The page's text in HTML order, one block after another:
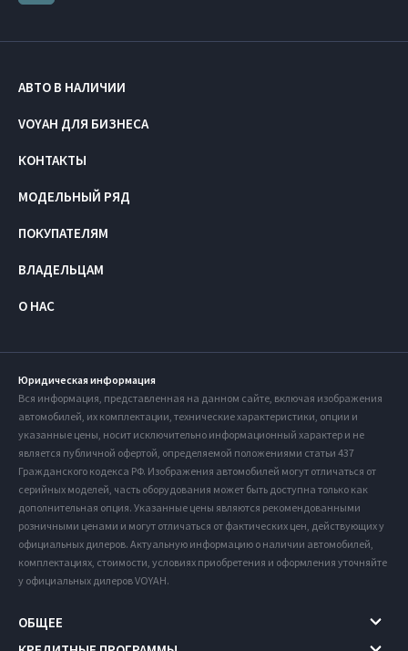
АВТО В НАЛИЧИИ
VOYAH ДЛЯ БИЗНЕСА
КОНТАКТЫ
МОДЕЛЬНЫЙ РЯД
ПОКУПАТЕЛЯМ
ВЛАДЕЛЬЦАМ
О НАС
Юридическая информация
Вся информация, представленная на данном сайте, включая изображения
автомобилей, их комплектации, технические характеристики, опции и
указанные цены, носит исключительно информационный характер и не
является публичной офертой, определяемой положениями статьи 437
Гражданского кодекса РФ. Изображения автомобилей могут отличаться от
серийных моделей, часть оборудования может быть доступна только как
дополнительная опция. Указанные цены являются рекомендованными
розничными ценами и могут отличаться от фактических цен, действующих у
официальных дилеров. Актуальную информацию о наличии автомобилей,
комплектациях, стоимости, условиях приобретения и оформления уточняйте
у официальных дилеров VOYAH.
ОБЩЕЕ